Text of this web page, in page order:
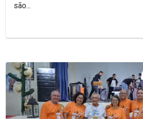
são...